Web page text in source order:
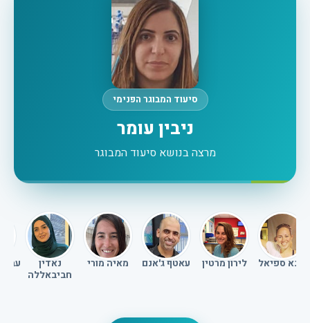
סיעוד המבוגר הפנימי
ניבין עומר
מרצה בנושא סיעוד המבוגר
מונא ספיאל לירון מרטין עאטף ג'אנם מאיה מורי
נאדין
חביבאללה